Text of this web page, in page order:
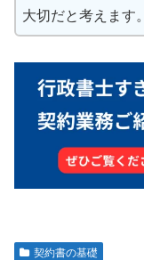
大切だと考えます。
契約書の基礎